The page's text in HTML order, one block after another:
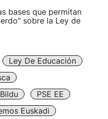
bases que permitan
sobre la Ley de
Ley De Educación
PSE EE
Euskadi